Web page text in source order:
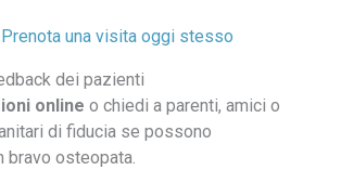
Prenota una visita oggi stesso
dei pazienti
online o chiedi a parenti, amici o
di fiducia se possono
bravo osteopata.